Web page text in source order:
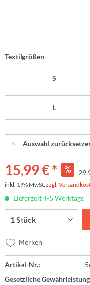
Textilgrößen
S
L
Auswahl
15,99 € *
inkl. 19% MwSt. zzgl.
Lieferzeit 4-5 Werktage
Merken
Artikel-Nr.:
Gesetzliche Gewährleistung